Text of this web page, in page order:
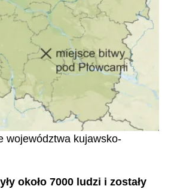
województwa kujawsko-
około 7000 ludzi i zostały